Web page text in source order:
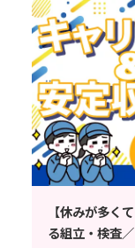
【休みが多く
る組立・検査